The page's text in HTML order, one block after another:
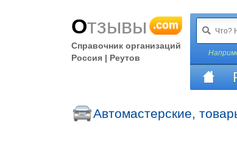
Отзывы .com
Справочник организаций
Россия | Реутов
Автомастерские,